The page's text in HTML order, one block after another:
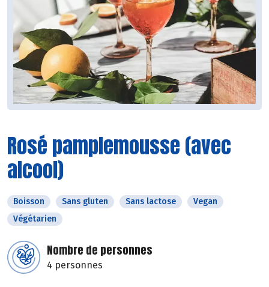
Rosé pamplemousse (avec
alcool)
Boisson Sans gluten Sans lactose
Vegan
Végétarien
Nombre de personnes
4 personnes